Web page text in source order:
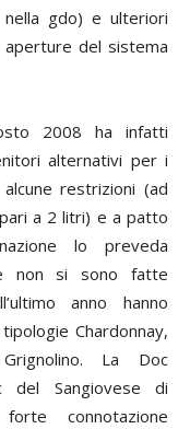
gdo) e ulteriori
del sistema
2008 ha infatti
alternativi per i
restrizioni (ad
a 2 litri) e a patto
lo preveda
non si sono fatte
anno hanno
Chardonnay,
La Doc
del Sangiovese di
connotazione